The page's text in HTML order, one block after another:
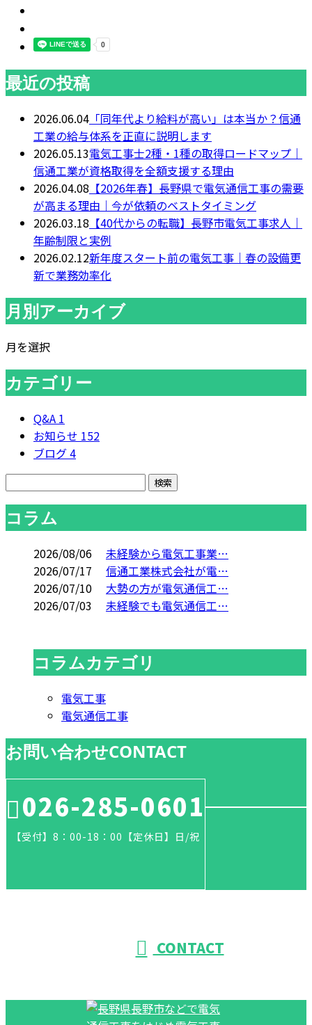
最近の投稿
2026.06.04 「同年代より給料が高い」は本当か？信通
工業の給与体系を正直に説明します
2026.05.13電気工事士2種・1種の取得ロードマップ｜
信通工業が資格取得を全額支援する理由
2026.04.08 【2026年春】長野県で電気通信工事の需要
が高まる理由｜今が依頼のベストタイミング
2026.03.18 【40代からの転職】長野市電気工事求人｜
年齢制限と実例
2026.02.12新年度スタート前の電気工事｜春の設備更
新で業務効率化
月別アーカイブ
月を選択
カテゴリー
Q&A 1
お知らせ 152
ブログ4
コラム
2026/08/06
未経験から電気工事業…
2026/07/17
信通工業株式会社が電…
2026/07/10
大勢の方が電気通信工…
2026/07/03
未経験でも電気通信工…
コラムカテゴリ
電気工事
電気通信工事
お問い合わせCONTACT
026-285-0601
【受付】8：00-18：00【定休日】日/祝
CONTACT